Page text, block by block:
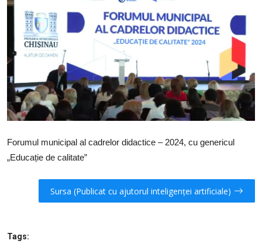
SERVICII
Sectorul Rîșcani
Căutați pe Internet
Forumul municipal al cadrelor didactice – 2024, cu genericul
„Educație de calitate”
Sursa (Publicat cu ajutorul inteligenței artificiale)
Tags: